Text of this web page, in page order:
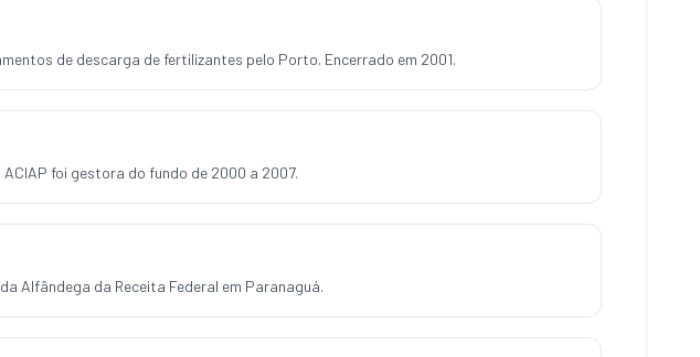
de descarga de fertilizantes pelo Porto. Encerrado em 2001.
foi gestora do fundo de 2000 a 2007.
Alfândega da Receita Federal em Paranaguá.